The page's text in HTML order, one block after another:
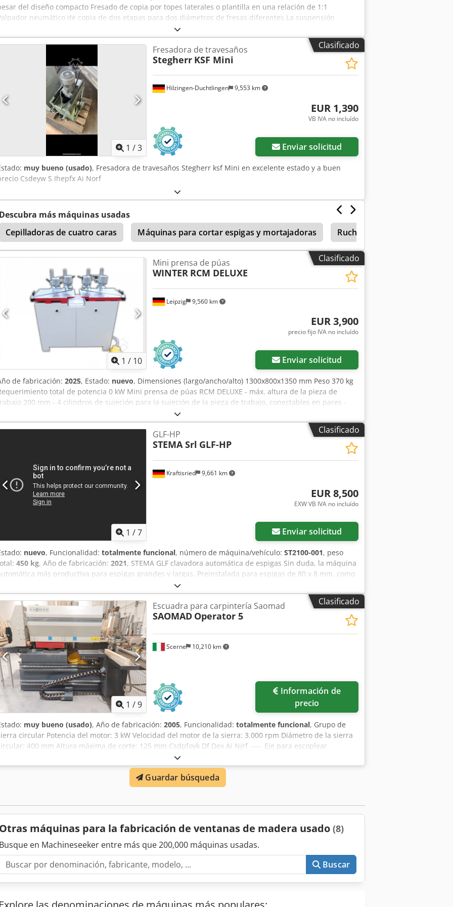
del diseño compacto Fresado de copia por topes laterales o plantilla en una relación de 1:1
neumático de copia de dos etapas para dos diámetros de fresas diferentes La suspensión
patentada de la palanca de copia garantiza fresados precisos con bajo esfuerzo Ajuste de altura de la
para perfiles extremadamente altos hasta 400 mm Cambio de herramienta sencillo mediante
"Spindle lock" Dispositivo neumático de sujeción del material Sistema de pulverización dosificadora
Opciones Plantillas de copia fresadas para agujero estándar de manija y fresado PZ Palpador de copia
Pinza de sujeción Sistema de tope Dispositivo de sujeción de material con 2 cilindros de sujeción
Crsdpfexqihiox Ai Njf Herramienta de fresado de 8 mm Disponibilidad: a corto plazo Ubicación: Röllbach
Clasificado
1 /3
Hilzingen-Duchtlingen 9,553 km
Fresadora de travesaños
Stegherr KSF Mini
EUR 1,390
VB IVA no incluído
Enviar solicitud
muy bueno (usado), Fresadora de travesaños Stegherr ksf Mini en excelente estado y a buen
Csdeyw S Ihepfx Ai Norf
Descubra más máquinas usadas
Cepilladoras de cuatro caras
Máquinas para cortar espigas y mortajadoras Ruchser
Clasificado
1 / 10
Leipzig 9,560 km
Mini prensa de púas
WINTER RCM DELUXE
EUR 3,900
precio fijo IVA no incluído
Enviar solicitud
de fabricación: 2025, Estado: nuevo, Dimensiones (largo/ancho/alto) 1300x800x1350 mm Peso 370 kg
total de potencia 0 kW Mini prensa de púas RCM DELUXE - máx. altura de la pieza de
200 mm - 4 cilindros de sujeción para la sujeción de la pieza de trabajo, conectables en pares -
Dimensiones de la mesa izquierda L = 500 mm, W = 400 mm - Dimensiones de la mesa derecha L = 500
W = 400 mm - Carrera de mesa derecha 40 mm - Carrera del cilindro 80 mm - Conexión neumática 8
bar - Ajuste de grados 0°, 22,5, 33° - Pedal para apretar y soltar - Versión CE - Dimensiones L=1300,
An=800, Al=1350 mm Crsdpfxjv A E Nkj Ai Nsf - Peso 370 kg
Clasificado
1 /7
Kraftisried 9,661 km
GLF-HP
STEMA Srl GLF-HP
EUR 8,500
EXW VB IVA no incluído
Enviar solicitud
nuevo, Funcionalidad: totalmente funcional, número de máquina/vehículo: ST2100-001, peso
450 kg, Año de fabricación: 2021, STEMA GLF clavadora automática de espigas Sin duda, la máquina
más productiva para espigas grandes y largas. Preinstalada para espigas de 80 x 8 mm, como
se prefiere en la fabricación de ventanas. Consulte la descripción detallada en el PDF adjunto. La máquina
en nuestra exposición y lista para demostración. Codpfexhv A Iex Ai Nerf
Clasificado
1 /9
Scerne 10,210 km
Escuadra para carpintería Saomad
SAOMAD Operator 5
precio
muy bueno (usado), Año de fabricación: 2005, Funcionalidad: totalmente funcional, Grupo de
circular Potencia del motor: 3 kW Velocidad del motor de la sierra: 3.000 rpm Diámetro de la sierra
400 mm Altura máxima de corte: 125 mm Csdpfoyk Df Dex Ai Njrf ----- Eje para escoplear
Cantidad: 01 Diámetro del eje: 50 mm Longitud del eje: 320 mm Potencia del motor: 7,5 kW Velocidad del
del eje: 3.200 rpm Diámetro máximo de herramientas: 320 mm ----- Ejes perfiladores (2) Diámetro
del eje: 50 mm Longitud del eje: 320 mm Potencia del motor: 7,5 kW Velocidad del motor del eje: 6.000
rpm Diámetro máximo de herramientas: 240 mm ----- Grupo de recuperación de listones Cantidad: 01
Guardar búsqueda
Otras máquinas para la fabricación de ventanas de madera usado (8)
Busque en Machineseeker entre más que 200,000 máquinas usadas.
Buscar